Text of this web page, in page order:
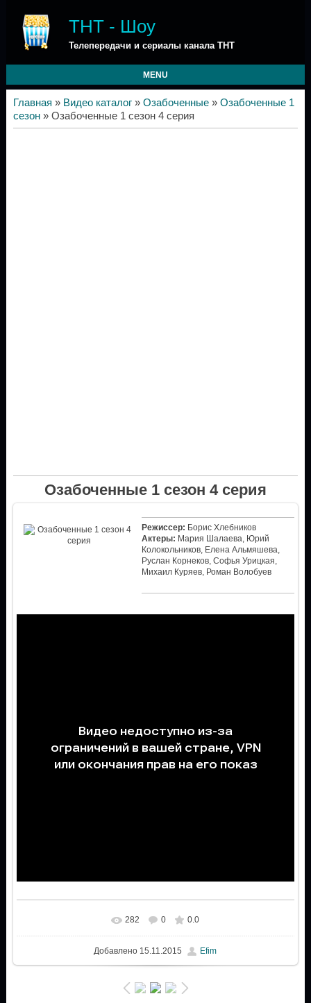
ТНТ - Шоу
Телепередачи и сериалы канала ТНТ
MENU
Главная » Видео каталог» Озабоченные» Озабоченные 1
сезон» Озабоченные 1 сезон 4 серия
Озабоченные 1 сезон 4 серия
Режиссер: Борис Хлебников
Актеры: Мария Шалаева, Юрий
Колокольников, Елена Альмяшева,
Руслан Корнеков, Софья Урицкая,
Михаил Куряев, Роман Волобуев
282 0 0.0
Добавлено 15.11.2015 Efim